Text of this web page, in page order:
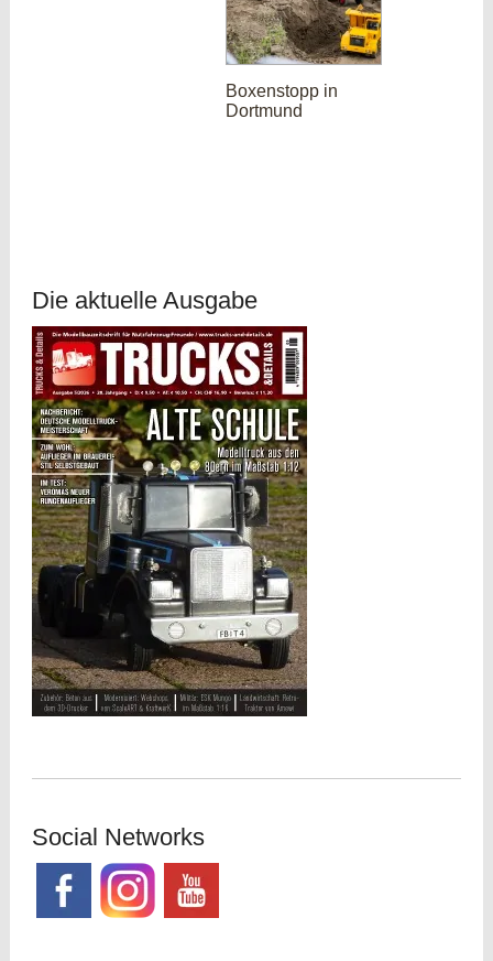
Boxenstopp in
Dortmund
Die aktuelle Ausgabe
Social Networks